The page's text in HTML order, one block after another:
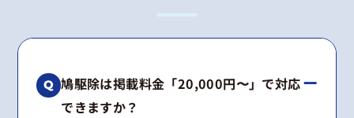
鳩駆除は掲載料金「20,000円〜」で対応
できますか？